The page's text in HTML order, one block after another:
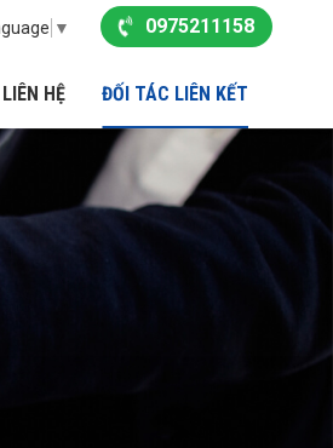
▼ 0975211158
LIÊN HỆ ĐỐI TÁC LIÊN KẾT